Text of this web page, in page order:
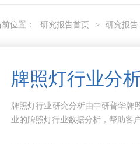
前位置： 研究报告首页 > 研究报告
牌照灯行业分
牌照灯行业研究分析由中研普华牌
业的牌照灯行业数据分析，帮助客